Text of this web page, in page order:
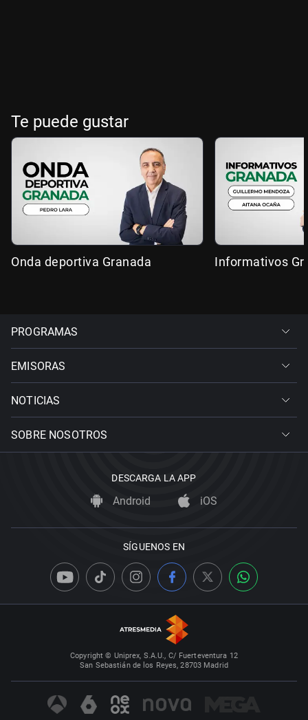
Te puede gustar
Onda deportiva Granada Informativos
PROGRAMAS
EMISORAS
NOTICIAS
SOBRE NOSOTROS
DESCARGA LA APP
Android iOS
SÍGUENOS EN
Copyright © Uniprex, S.A.U., C/ Fuerteventura 12
San Sebastián de los Reyes, 28703 Madrid